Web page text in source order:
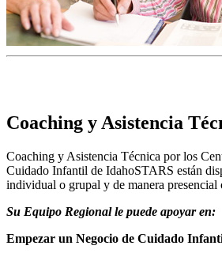
Coaching y Asistencia
Coaching y Asistencia Técnica por los
Cuidado Infantil de IdahoSTARS están
individual o grupal y de manera presencial
Su Equipo Regional le puede apoyar en:
Empezar un Negocio de Cuidado